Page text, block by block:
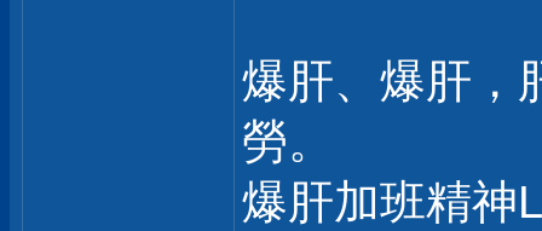
爆肝、爆肝，
勞。
爆肝加班精神